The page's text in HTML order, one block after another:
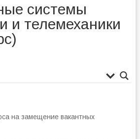
системы
и телемеханики
на замещение вакантных